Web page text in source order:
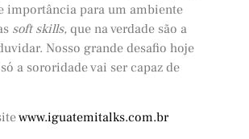
importância para um ambiente
soft skills, que na verdade são a
Nosso grande desafio hoje
a sororidade vai ser capaz de
www.iguatemitalks.com.br